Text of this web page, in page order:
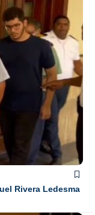
Rivera Ledesma